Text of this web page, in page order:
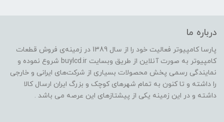
درباره ما
پارسا کامپیوتر فعالیت خود را از سال 1389 در زمینه‌ی فروش قطعات
کامپیوتر به صورت آنلاین از طریق وبسایت buylcd.ir شروع نموده و
نمایندگی رسمی پخش محصولات بسیاری از شرکت‌های ایرانی و خارجی
را داشته و تا کنون به تمام شهرهای کوچک و بزرگ ایران ارسال کالا
داشته و در این زمینه یکی از پیشتازهای این عرصه می باشد .